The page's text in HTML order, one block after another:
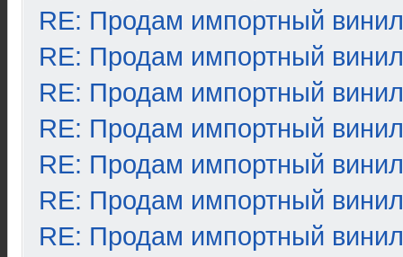
RE: Продам импортный винил
RE: Продам импортный винил
RE: Продам импортный винил
RE: Продам импортный винил
RE: Продам импортный винил
RE: Продам импортный винил
RE: Продам импортный винил